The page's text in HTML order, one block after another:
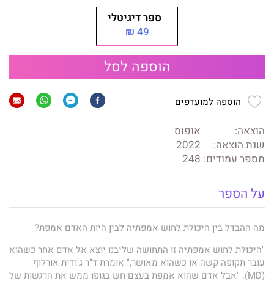
ספר דיגיטלי
49 ₪
הוספה לסל
הוספה למועדפים
הוצאה:
אופוס
שנת הוצאה:
2022
מספר עמודים: 248
על הספר
מה ההבדל בין היכולת לחוש אמפתיה לבין היות האדם אמפת?
"היכולת לחוש אמפתיה זו התחושה שליבנו יוצא אל אדם אחר כשהוא
עובר תקופה קשה או כשהוא מאושר," אומרת ד"ר ג'ודית אורלוף
(MD). "אבל אדם שהוא אמפת בעצם חש בגופו ממש את הרגשות של